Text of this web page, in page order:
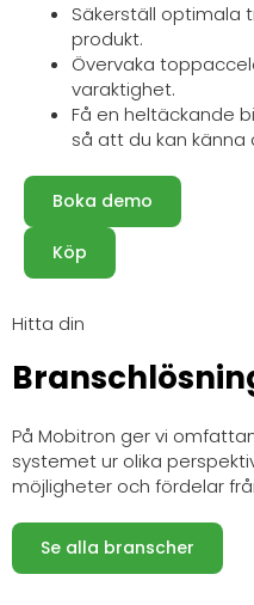
Säkerställ optimala
produkt.
Övervaka
varaktighet.
Få en heltäckande
så att du kan känna
Boka demo
Köp
Hitta din
På Mobitron ger vi
systemet ur olika
möjligheter och fördelar
Se alla branscher